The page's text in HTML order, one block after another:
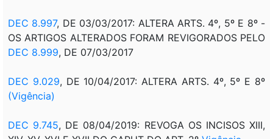
DEC 8.997, DE 03/03/2017: ALTERA ARTS. 4º, 5º E 8º -
OS ARTIGOS ALTERADOS FORAM REVIGORADOS PELO
DEC 8.999, DE 07/03/2017
DEC 9.029, DE 10/04/2017: ALTERA ARTS. 4º, 5º E 8º
(Vigência)
DEC 9.745, DE 08/04/2019: REVOGA OS INCISOS XIII,